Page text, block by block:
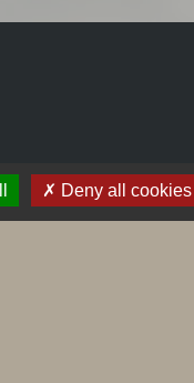
Deny all cookies